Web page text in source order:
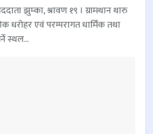
झुम्का, श्रावण १९ । ग्रामथान थारु
धरोहर एवं परम्परागत धार्मिक तथा
स्थल...